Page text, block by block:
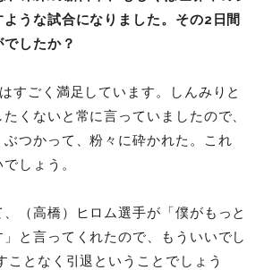
うな試合になりました。その2日間
したか？
すごく満足しています。しんみりと
くないと常に言っていましたので、
つかって、粉々に砕かれた。これ
しょう。
（高橋）ヒロム選手が「僕がもっと
と言ってくれたので、もういいでし
ことなく引退ということでしょう